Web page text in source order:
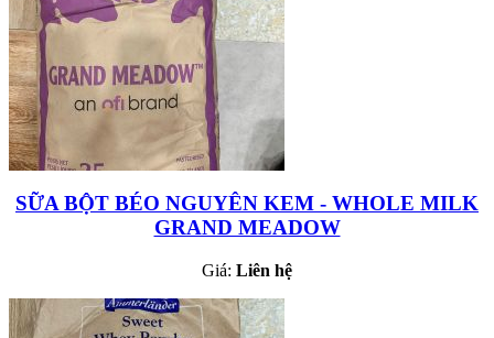
SỮA BỘT BÉO NGUYÊN KEM - WHOLE MILK
GRAND MEADOW
Giá: Liên hệ